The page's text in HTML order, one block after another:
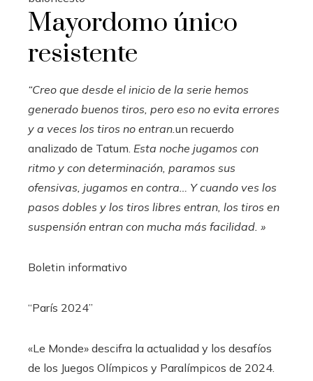
Mayordomo único
resistente
“Creo que desde el inicio de la serie hemos
generado buenos tiros, pero eso no evita errores
y a veces los tiros no entran. un recuerdo
analizado de Tatum. Esta noche jugamos con
ritmo y con determinación, paramos sus
ofensivas, jugamos en contra… Y cuando ves los
pasos dobles y los tiros libres entran, los tiros en
suspensión entran con mucha más facilidad. »
Boletin informativo
“París 2024”
«Le Monde» descifra la actualidad y los desafíos
de los Juegos Olímpicos y Paralímpicos de 2024.